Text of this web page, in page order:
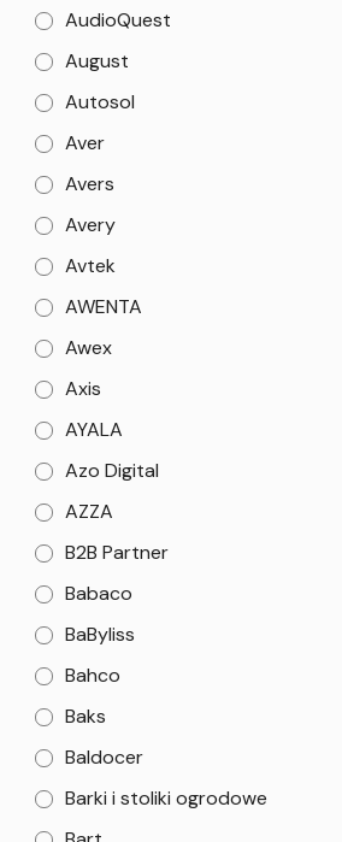
AudioQuest
August
Autosol
Aver
Avers
Avery
Avtek
AWENTA
Awex
Axis
AYALA
Azo Digital
AZZA
B2B Partner
Babaco
BaByliss
Bahco
Baks
Baldocer
Barki i stoliki ogrodowe